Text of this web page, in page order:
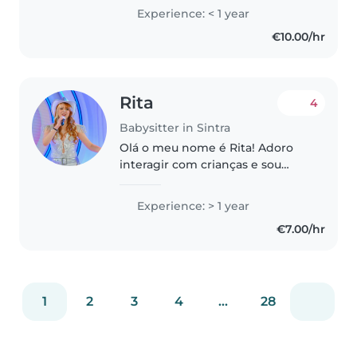
trabalhar num colégio. Sou uma
pessoa dinâmica, organizada e
Experience: < 1 year
€10.00/hr
Rita
Babysitter in Sintra
4
Olá o meu nome é Rita! Adoro
interagir com crianças e sou
música , jogos , artes manuais ,
leitura... Trabalho em espetáculos
Experience: > 1 year
€7.00/hr
1 2 3 4 ... 28